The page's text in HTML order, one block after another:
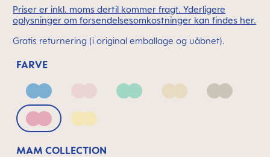
Priser er inkl. moms dertil kommer fragt. Yderligere
oplysninger om forsendelsesomkostninger kan findes her.
Gratis returnering (i original emballage og uåbnet).
FARVE
Blue Green Linen Neutral
Pink Yellow
MAM COLLECTION